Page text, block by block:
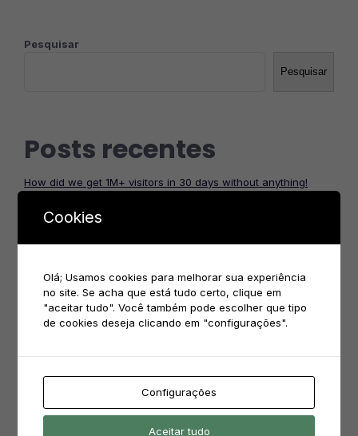
Pesquisar
Pesquisar
Posts recentes
How did we get 1M+ visitors in 30 days without anything!
How To Blow Through Capital At An Incredible Rate
Only don’t tell me you’re innocent
Comentários
alexandra rodrigues.frotaemBolo Crocante de nozes
alexandra rodrigues.frotaemBolo Crocante de nozes
Cookies
Olá; Usamos cookies para melhorar sua experiência
no site. Se acha que está tudo certo, clique em
"aceitar tudo". Você também pode escolher que tipo
de cookies deseja clicando em "configurações".
Configurações
Aceitar tudo